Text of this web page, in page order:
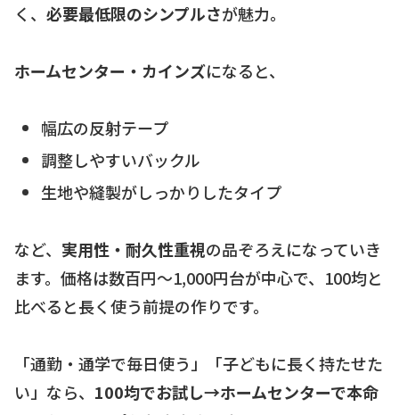
く、 必要最低限のシンプルさが魅力。
ホームセンター・カインズになると、
幅広の反射テープ
調整しやすいバックル
生地や縫製がしっかりしたタイプ
など、 実用性・耐久性重視の品ぞろえになっていき
ます。価格は数百円〜1,000円台が中心で、100均と
比べると長く使う前提の作りです。
「通勤・通学で毎日使う」「子どもに長く持たせた
い」なら、 100均でお試し→ホームセンターで本命